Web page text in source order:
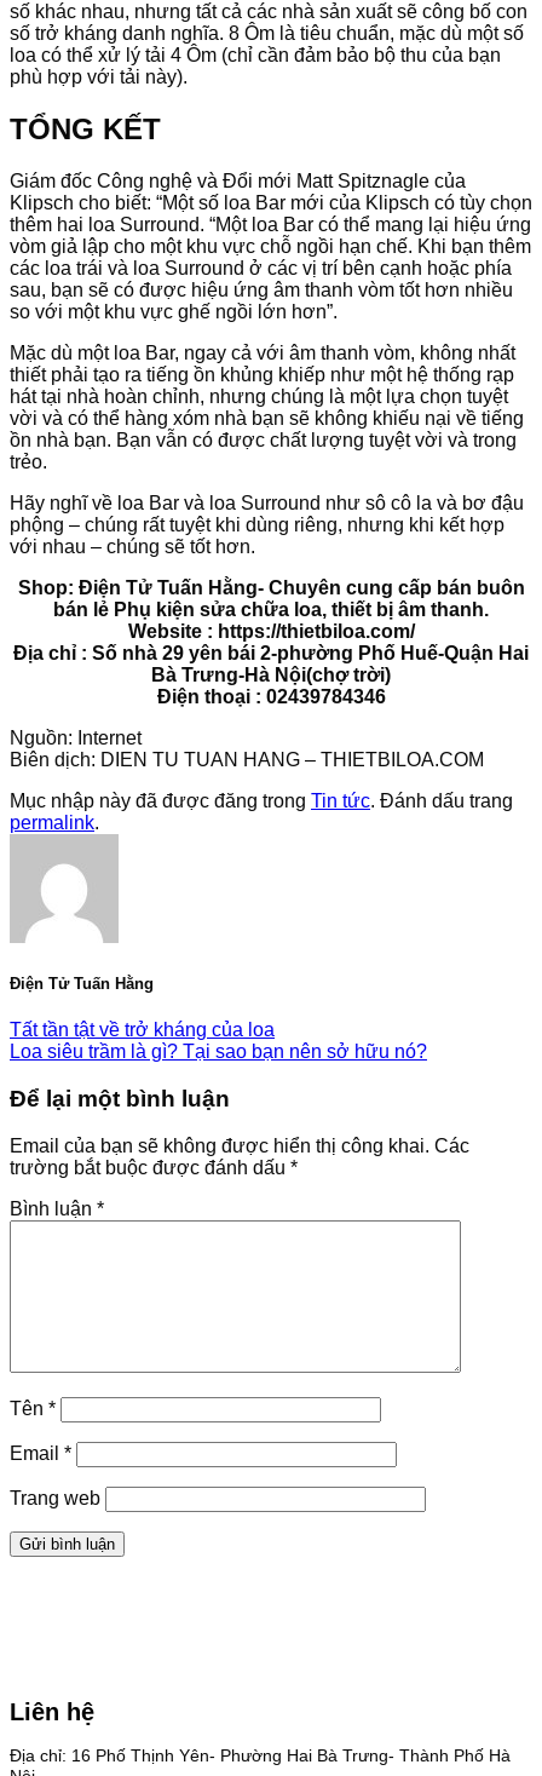
số khác nhau, nhưng tất cả các nhà sản xuất sẽ công bố con
số trở kháng danh nghĩa. 8 Ôm là tiêu chuẩn, mặc dù một số
loa có thể xử lý tải 4 Ôm (chỉ cần đảm bảo bộ thu của bạn
phù hợp với tải này).
TỔNG KẾT
Giám đốc Công nghệ và Đổi mới Matt Spitznagle của
Klipsch cho biết: “Một số loa Bar mới của Klipsch có tùy chọn
thêm hai loa Surround. “Một loa Bar có thể mang lại hiệu ứng
vòm giả lập cho một khu vực chỗ ngồi hạn chế. Khi bạn thêm
các loa trái và loa Surround ở các vị trí bên cạnh hoặc phía
sau, bạn sẽ có được hiệu ứng âm thanh vòm tốt hơn nhiều
so với một khu vực ghế ngồi lớn hơn”.
Mặc dù một loa Bar, ngay cả với âm thanh vòm, không nhất
thiết phải tạo ra tiếng ồn khủng khiếp như một hệ thống rạp
hát tại nhà hoàn chỉnh, nhưng chúng là một lựa chọn tuyệt
vời và có thể hàng xóm nhà bạn sẽ không khiếu nại về tiếng
ồn nhà bạn. Bạn vẫn có được chất lượng tuyệt vời và trong
trẻo.
Hãy nghĩ về loa Bar và loa Surround như sô cô la và bơ đậu
phộng – chúng rất tuyệt khi dùng riêng, nhưng khi kết hợp
với nhau – chúng sẽ tốt hơn.
Shop: Điện Tử Tuấn Hằng- Chuyên cung cấp bán buôn
bán lẻ Phụ kiện sửa chữa loa, thiết bị âm thanh.
Website : https://thietbiloa.com/
Địa chỉ : Số nhà 29 yên bái 2-phường Phố Huế-Quận Hai
Bà Trưng-Hà Nội(chợ trời)
Điện thoại : 02439784346
Nguồn: Internet
Biên dịch: DIEN TU TUAN HANG – THIETBILOA.COM
Mục nhập này đã được đăng trong Tin tức. Đánh dấu trang
permalink.
Điện Tử Tuấn Hằng
Tất tần tật về trở kháng của loa
Loa siêu trầm là gì? Tại sao bạn nên sở hữu nó?
Để lại một bình luận
Email của bạn sẽ không được hiển thị công khai. Các
trường bắt buộc được đánh dấu *
Bình luận *
Tên *
Email *
Trang web
Liên hệ
Địa chỉ: 16 Phố Thịnh Yên- Phường Hai Bà Trưng- Thành Phố Hà